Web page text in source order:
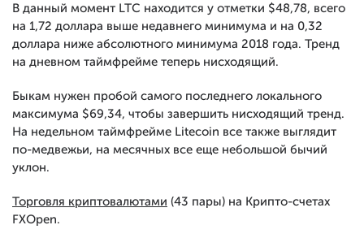
В данный момент LTC находится у отметки $48,78, всего
на 1,72 доллара выше недавнего минимума и на 0,32
доллара ниже абсолютного минимума 2018 года. Тренд
на дневном таймфрейме теперь нисходящий.
Быкам нужен пробой самого последнего локального
максимума $69,34, чтобы завершить нисходящий тренд.
На недельном таймфрейме Litecoin все также выглядит
по-медвежьи, на месячных все еще небольшой бычий
уклон.
Торговля криптовалютами (43 пары) на Крипто-счетах
FXOpen.